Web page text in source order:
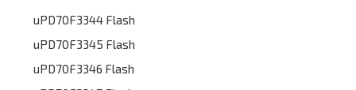
uPD70F3344 Flash
uPD70F3345 Flash
uPD70F3346 Flash